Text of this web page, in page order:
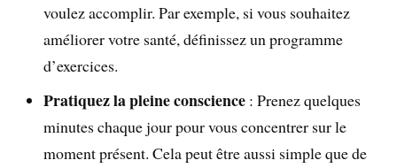
voulez accomplir. Par exemple, si vous souhaitez
améliorer votre santé, définissez un programme
d’exercices.
Pratiquez la pleine conscience : Prenez quelques
minutes chaque jour pour vous concentrer sur le
moment présent. Cela peut être aussi simple que de